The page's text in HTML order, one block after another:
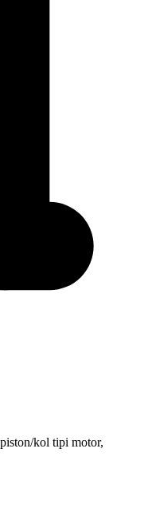
piston/kol tipi motor,